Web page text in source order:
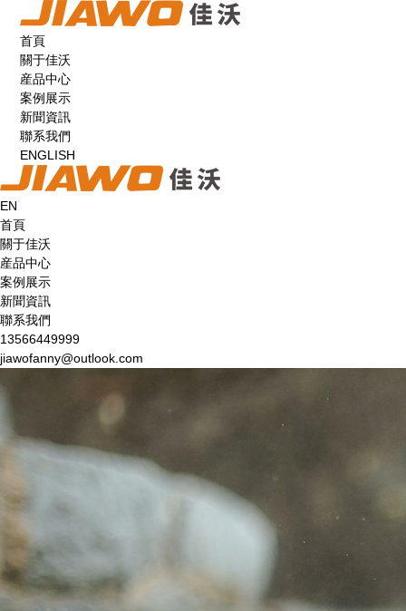
首頁
關于佳沃
産品中心
案例展示
新聞資訊
聯系我們
ENGLISH
EN
首頁
關于佳沃
産品中心
案例展示
新聞資訊
聯系我們
13566449999
jiawofanny@outlook.com